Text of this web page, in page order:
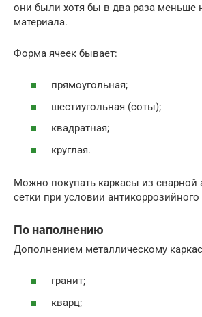
они были хотя бы в два раза меньше
материала.
Форма ячеек бывает:
прямоугольная;
шестиугольная (соты);
квадратная;
круглая.
Можно покупать каркасы из сварной
сетки при условии
По наполнению
Дополнением металлическому
гранит;
кварц;